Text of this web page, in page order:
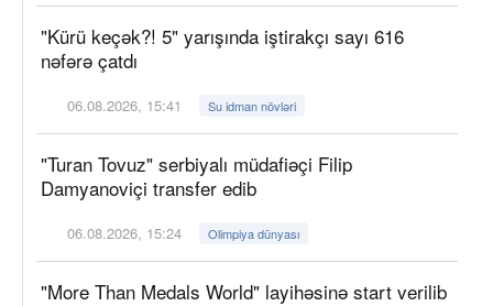
"Kürü keçək?! 5" yarışında iştirakçı sayı 616
nəfərə çatdı
06.08.2026, 15:41 Su idman növləri
"Turan Tovuz" serbiyalı müdafiəçi Filip
Damyanoviçi transfer edib
06.08.2026, 15:24 Olimpiya dünyası
"More Than Medals World" layihəsinə start verilib